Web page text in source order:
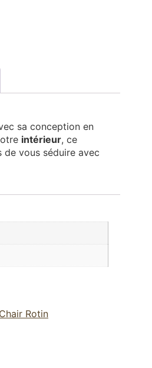
sa conception en
intérieur, ce
de vous séduire avec
Rotin